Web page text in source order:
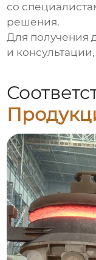
со
решения.
Для получения
и